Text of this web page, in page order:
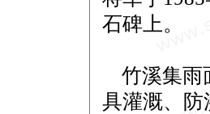
石碑上。
竹溪集雨
具灌溉、防